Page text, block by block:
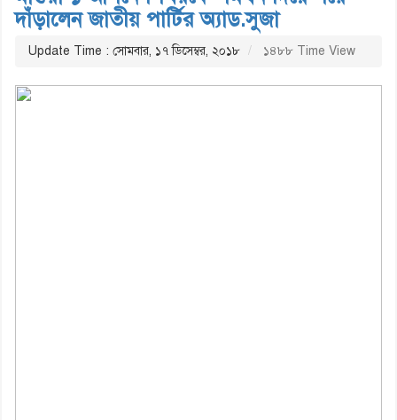
দাঁড়ালেন জাতীয় পার্টির অ্যাড.সুজা
Update Time : সোমবার, ১৭ ডিসেম্বর, ২০১৮ ১৪৮৮ Time View